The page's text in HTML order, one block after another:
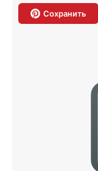
Сохранить